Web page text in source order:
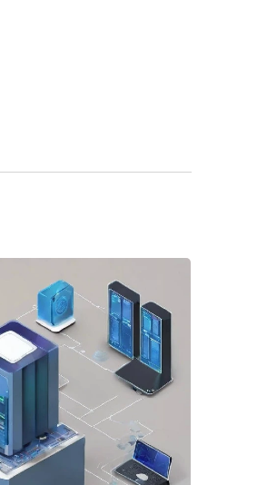
eficiencia total.